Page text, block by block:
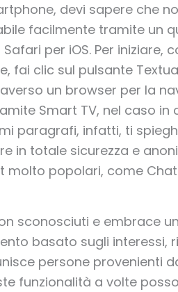
devi sapere che
facilmente tramite un
per iOS. Per iniziare,
fai clic sul pulsante
un browser per la
Smart TV, nel caso in
paragrafi, infatti, ti
in totale sicurezza e
popolari, come
sconosciuti e embrace
basato sugli interessi,
persone provenienti
funzionalità a volte